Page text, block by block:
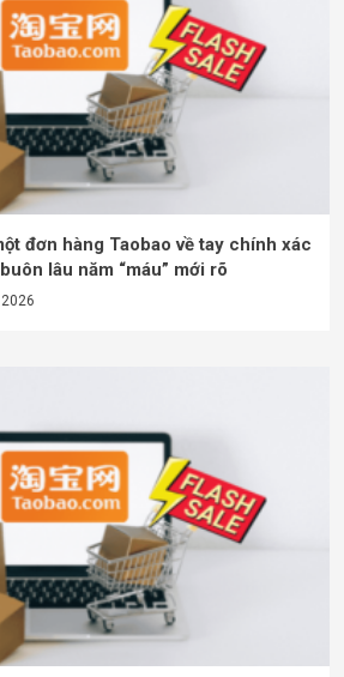
đơn hàng Taobao về tay chính xác
lâu năm “máu” mới rõ